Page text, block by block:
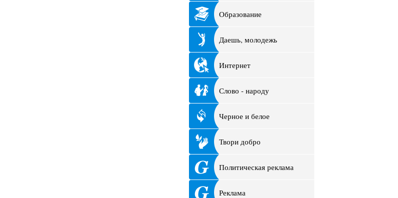
Образование
Даешь, молодежь
Интернет
Слово - народу
Черное и белое
Твори добро
Политическая реклама
Реклама